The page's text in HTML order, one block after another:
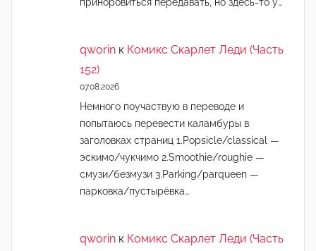
приноровиться передавать, но здесь-то у…
qworin к Комикс Скарлет Леди (Часть
152)
07.08.2026
Немного поучаствую в переводе и
попытаюсь перевести каламбуры в
заголовках страниц 1.Popsicle/classical —
эскимо/чукчимо 2.Smoothie/roughie —
смузи/безмузи 3.Parking/parqueen —
парковка/пустырёвка…
qworin к Комикс Скарлет Леди (Часть